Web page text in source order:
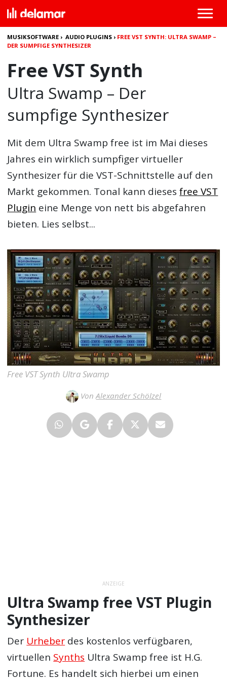
MUSIKSOFTWARE ›AUDIO PLUGINS › FREE VST SYNTH: ULTRA SWAMP –
DER SUMPFIGE SYNTHESIZER
Free VST Synth
Ultra Swamp – Der
sumpfige Synthesizer
Mit dem Ultra Swamp free ist im Mai dieses
Jahres ein wirklich sumpfiger virtueller
Synthesizer für die VST-Schnittstelle auf den
Markt gekommen. Tonal kann diesesfree VST
Plugin eine Menge von nett bis abgefahren
bieten. Lies selbst...
Free VST Synth Ultra Swamp
VonAlexander Schölzel
ANZEIGE
Ultra Swamp free VST Plugin
Synthesizer
Der Urheber des kostenlos verfügbaren,
virtuellen Synths Ultra Swamp free ist H.G.
Fortune. Es handelt sich hierbei um einen